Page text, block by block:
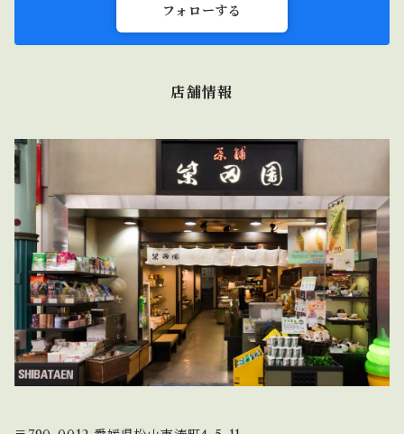
フォローする
店舗情報